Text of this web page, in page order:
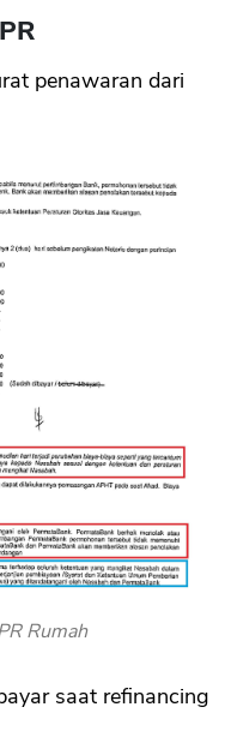
penawaran dari
Rumah
saat refinancing